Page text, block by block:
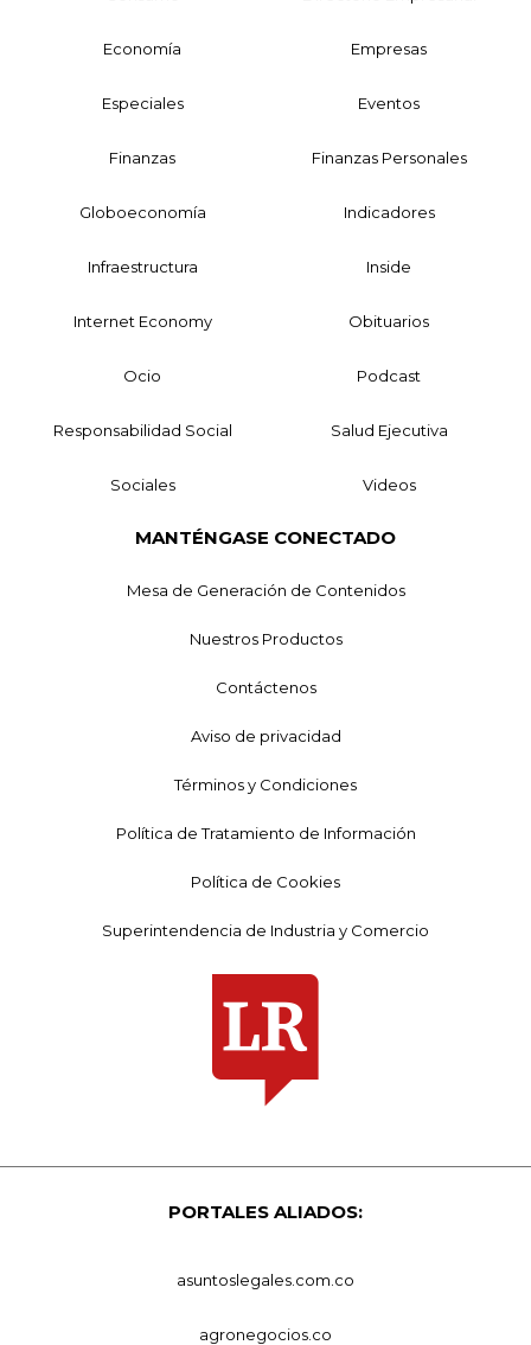
Economía Empresas
Especiales Eventos
Finanzas Finanzas Personales
Globoeconomía Indicadores
Infraestructura Inside
Internet Economy Obituarios
Ocio Podcast
Responsabilidad Social Salud Ejecutiva
Sociales Videos
MANTÉNGASE CONECTADO
Mesa de Generación de Contenidos
Nuestros Productos
Contáctenos
Aviso de privacidad
Términos y Condiciones
Política de Tratamiento de Información
Política de Cookies
Superintendencia de Industria y Comercio
PORTALES ALIADOS:
asuntoslegales.com.co
agronegocios.co